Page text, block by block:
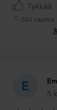
Tykkää
560 näyttöä
5